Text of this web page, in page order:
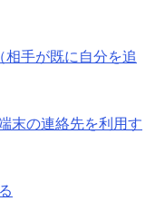
手が既に自分を追
末の連絡先を利用す